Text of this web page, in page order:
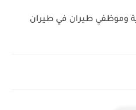
وموظفي طيران في طيران